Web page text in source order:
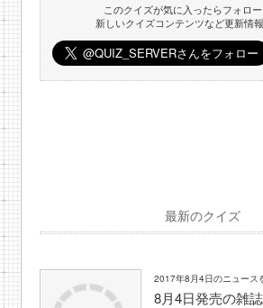
このクイズが気に入ったらフォロー
新しいクイズコンテンツなど更新情
最新のクイズ
2017年8月4日のニュース
8月4日発売の雑